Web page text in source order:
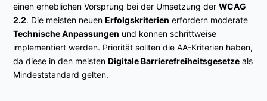
einen erheblichen Vorsprung bei der Umsetzung derWCAG
2.2. Die meisten neuenErfolgskriterien erfordern moderate
Technische Anpassungen und können schrittweise
implementiert werden. Priorität sollten die AA-Kriterien haben,
da diese in den meistenDigitale Barrierefreiheitsgesetze als
Mindeststandard gelten.